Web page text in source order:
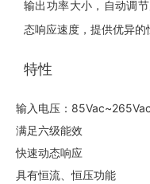
输出功率大小，自动调
态响应速度，提供优异的
特性
输入电压：85Vac~265Vac
满足六级能效
快速动态响应
具有恒流、恒压功能